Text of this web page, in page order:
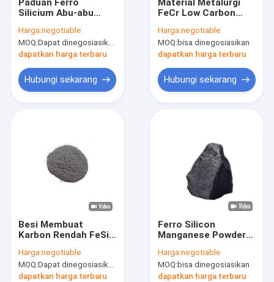
Paduan Ferro
Silicium Abu-abu
Fe FeSi 65 Si Alloy
Harga:negotiable
MOQ:Dapat dinegosiasikan
dapatkan harga terbaru
Hubungi sekarang
Material Metalurgi
FeCr Low Carbon
Chrome 10 - 50mm
Harga:negotiable
MOQ:bisa dinegosiasikan
dapatkan harga terbaru
Hubungi sekarang
Besi Membuat
Karbon Rendah FeSi
Spheroidizing Agent
Harga:negotiable
MOQ:Dapat dinegosiasikan
dapatkan harga terbaru
Ferro Silicon
Manganese Powder
Untuk Pembuatan
Baja Deoxidizer
Harga:negotiable
MOQ:bisa dinegosiasikan
dapatkan harga terbaru